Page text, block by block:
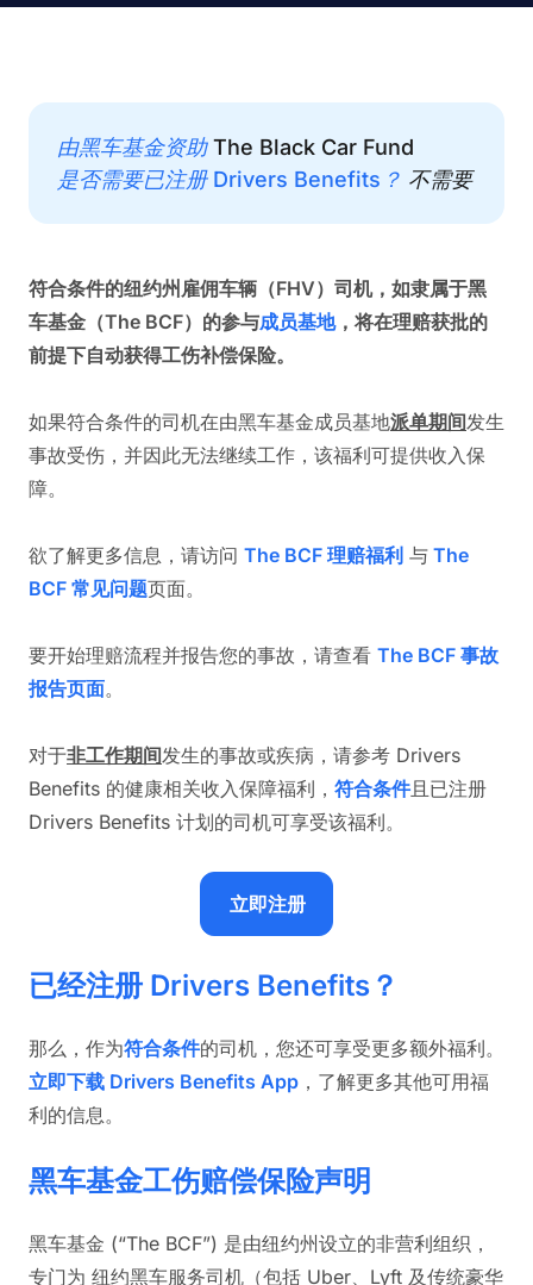
由黑车基金资助 The Black Car Fund
是否需要已注册 Drivers Benefits？ 不需要
符合条件的纽约州雇佣车辆（FHV）司机，如隶属于黑
车基金（The BCF）的参与成员基地，将在理赔获批的
前提下自动获得工伤补偿保险。
如果符合条件的司机在由黑车基金成员基地派单期间发生
事故受伤，并因此无法继续工作，该福利可提供收入保
障。
欲了解更多信息，请访问 The BCF 理赔福利 与 The
BCF 常见问题页面。
要开始理赔流程并报告您的事故，请查看 The BCF 事故
报告页面。
对于非工作期间发生的事故或疾病，请参考 Drivers
Benefits 的健康相关收入保障福利， 符合条件且已注册
Drivers Benefits 计划的司机可享受该福利。
立即注册
已经注册 Drivers Benefits？
那么，作为符合条件的司机，您还可享受更多额外福利。
立即下载 Drivers Benefits App ，了解更多其他可用福
利的信息。
黑车基金工伤赔偿保险声明
黑车基金 (“The BCF”) 是由纽约州设立的非营利组织，
专门为 纽约黑车服务司机（包括 Uber、Lyft 及传统豪华